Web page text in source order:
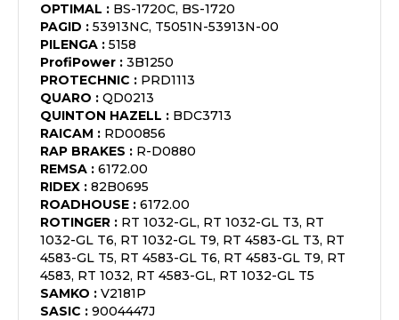
OPTIMAL : BS-1720C, BS-1720
PAGID : 53913NC, T5051N-53913N-00
PILENGA : 5158
ProfiPower : 3B1250
PROTECHNIC : PRD1113
QUARO : QD0213
QUINTON HAZELL : BDC3713
RAICAM : RD00856
RAP BRAKES : R-D0880
REMSA : 6172.00
RIDEX : 82B0695
ROADHOUSE : 6172.00
ROTINGER : RT 1032-GL, RT 1032-GL T3, RT
1032-GL T6, RT 1032-GL T9, RT 4583-GL T3, RT
4583-GL T5, RT 4583-GL T6, RT 4583-GL T9, RT
4583, RT 1032, RT 4583-GL, RT 1032-GL T5
SAMKO : V2181P
SASIC : 9004447J